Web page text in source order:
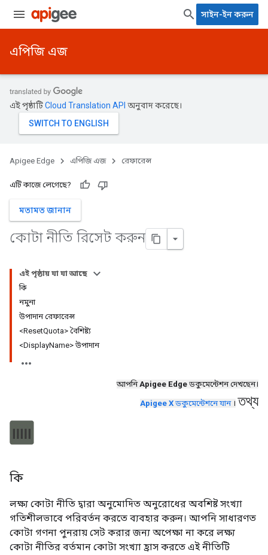
সাইন-ইন করুন
এপিজি এজ
এই পৃষ্ঠাটিCloud Translation API অনুবাদ করেছে।
Apigee Edge এপিজি এজ রেফারেন্স
এটি কাজে লেগেছে?
মতামত জানান
কোটা নীতি রিসেট করুন
এই পৃষ্ঠায় যা যা আছে
কি
নমুনা
উপাদান রেফারেন্স
<ResetQuota> বৈশিষ্ট্য
<DisplayName> উপাদান
আপনিApigee Edge ডকুমেন্টেশন দেখছেন।
Apigee X ডকুমেন্টেশনে যান। তথ্য
কি
লক্ষ্য কোটা নীতি দ্বারা অনুমোদিত অনুরোধের অবশিষ্ট সংখ্যা
গতিশীলভাবে পরিবর্তন করতে ব্যবহার করুন। আপনি সাধারণত
কোটা গণনা পুনরায় সেট করার জন্য অপেক্ষা না করে লক্ষ্য
কোটা নীতির বর্তমান কোটা সংখ্যা হ্রাস করতে এই নীতিটি